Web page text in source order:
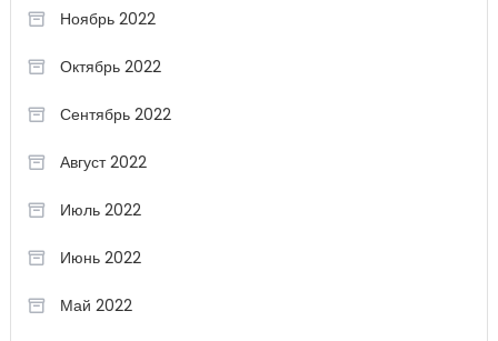
Ноябрь 2022
Октябрь 2022
Сентябрь 2022
Август 2022
Июль 2022
Июнь 2022
Май 2022